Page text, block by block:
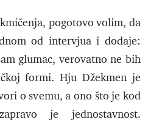
pogotovo volim, da
od intervjua i dodaje:
glumac, verovatno ne bih
formi. Hju Džekmen je
o svemu, a ono što je kod
je jednostavnost.